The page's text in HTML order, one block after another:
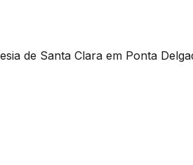
de Santa Clara em Ponta